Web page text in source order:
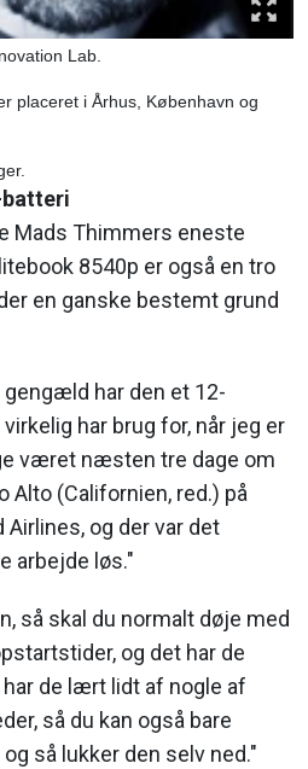
Lab.
placeret i Århus, København og
Mads Thimmers eneste
8540p er også en tro
en ganske bestemt grund
gengæld har den et 12-
har brug for, når jeg er
været næsten tre dage om
Alto (Californien, red.) på
og der var det
arbejde løs."
så skal du normalt døje med
og det har de
har de lært lidt af nogle af
så du kan også bare
så lukker den selv ned."